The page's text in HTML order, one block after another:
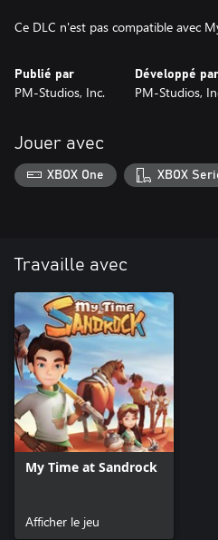
Ce DLC n'est pas compatible avec
Publié par
PM-Studios, Inc.
Développé par
PM-Studios,
Jouer avec
XBOX One XBOX
Travaille avec
My Time at Sandrock
Afficher le jeu